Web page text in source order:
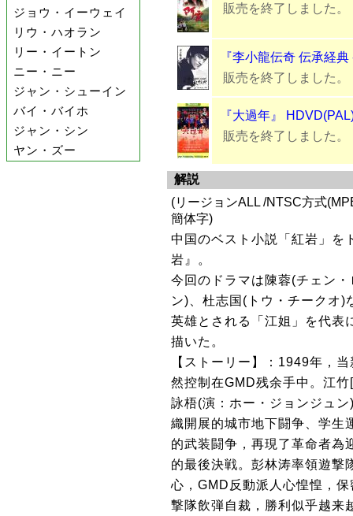
ジョウ・イーウェイ
リウ・ハオラン
リー・イートン
ニー・ニー
ジャン・シューイン
バイ・バイホ
ジャン・シン
ヤン・ズー
販売を終了しました。
『李小龍伝奇 伝承経
販売を終了しました。
『大過年』
販売を終了しました。
解説
(リージョンALL /NTSC方式
簡体字)
中国のベスト小説「紅岩」を
岩』。
今回のドラマは陳蓉(チェン
ン)、杜志国(トウ・チークオ)
英雄とされる「江姐」を代表
描いた。
【ストーリー】：1949年，
然控制在GMD残余手中。江
詠梧(演：ホー・ジョンジュ
織開展的城市地下闘争、学生
的武装闘争，再現了革命者為
的最後決戦。彭林涛率領遊撃
心，GMD反動派人心惶惶，
撃隊飲弾自裁，勝利似乎越来